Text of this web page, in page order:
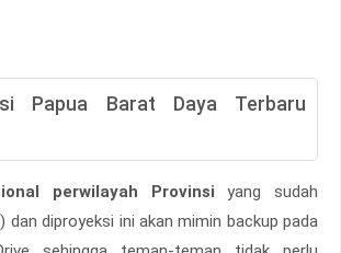
Papua Barat Daya Terbaru
perwilayah Provinsi yang sudah
dan diproyeksi ini akan mimin backup pada